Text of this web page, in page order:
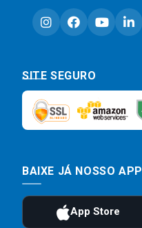
SITE SEGURO
BAIXE JÁ NOSSO APP